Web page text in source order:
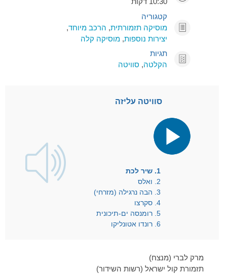
קטגוריה
מוסיקה תזמורתית, הרכב מיוחד,
יצירות נוספות,מוסיקה קלה
תגיות
הקלטה, סוויטה
סוויטה עליזה
1. שיר לכת
2. ואלס
3. הבה נרגילה (מזרחי)
4. סקרצו
5. רומנסה ים-תיכונית
6. רונדו אטונליקו
מרק לברי (מנצח)
תזמורת קול ישראל (רשות השידור)